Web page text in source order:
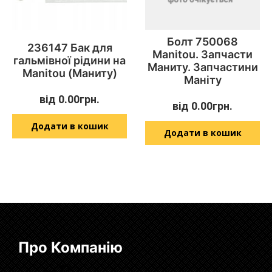
236147 Бак для
гальмівної рідини на
Manitou (Маниту)
від 0.00грн.
Додати в кошик
Болт 750068
Manitou. Запчасти
Маниту. Запчастини
Маніту
від 0.00грн.
Додати в кошик
Про Компанію